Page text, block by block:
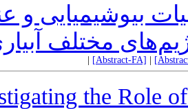
بیوشیمیایی و
مختلف
[Abstract-FA]
the Role